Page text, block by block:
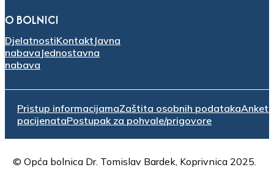
O BOLNICI
DjelatnostiKontakt Javna
nabava Jednostavna
nabava
Pristup informacijamaZaštita osobnih podatakaAnketa
pacijenataPostupak za pohvale/prigovore
© Opća bolnica Dr. Tomislav Bardek, Koprivnica 2025.